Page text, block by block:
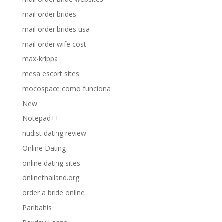
mail order brides
mail order brides usa
mail order wife cost
max-krippa
mesa escort sites
mocospace como funciona
New
Notepad++
nudist dating review
Online Dating
online dating sites
onlinethailand.org
order a bride online
Paribahis